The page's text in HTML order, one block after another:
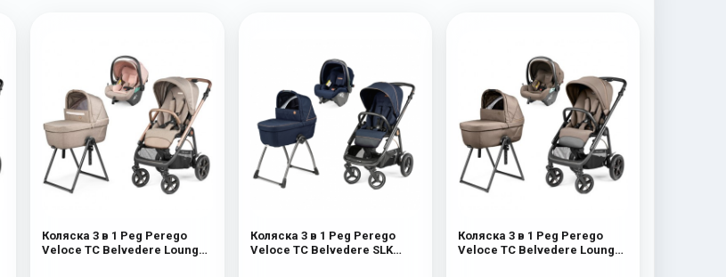
Коляска 3 в 1 Peg Perego
Veloce TC Belvedere Lounge
Коляска 3 в 1 Peg Perego
Veloce TC Belvedere SLK
Коляска 3 в 1 Peg Perego
Veloce TC Belvedere Lounge